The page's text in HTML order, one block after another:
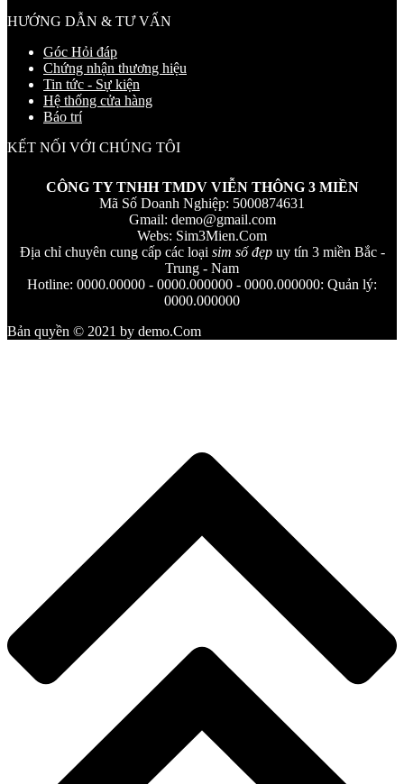
HƯỚNG DẪN & TƯ VẤN
Góc Hỏi đáp
Chứng nhận thương hiệu
Tin tức - Sự kiện
Hệ thống cửa hàng
Báo trí
KẾT NỐI VỚI CHÚNG TÔI
CÔNG TY TNHH TMDV VIỄN THÔNG 3 MIỀN
Mã Số Doanh Nghiệp: 5000874631
Gmail: demo@gmail.com
Webs: Sim3Mien.Com
Địa chỉ chuyên cung cấp các loại sim số đẹpuy tín 3 miền Bắc -
Trung - Nam
Hotline: 0000.00000 - 0000.000000 - 0000.000000: Quản lý:
0000.000000
Bản quyền © 2021 by demo.Com